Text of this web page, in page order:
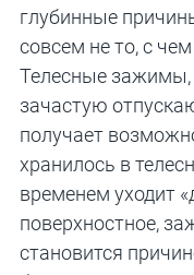
глубинные
совсем не то, с
Телесные зажимы,
зачастую
получает
хранилось в
временем уходит
поверхностное,
становится